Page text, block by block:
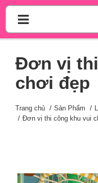
Đơn vị
chơi đẹp
Trang chủ Sản Phẩm
Đơn vị thi công khu vui